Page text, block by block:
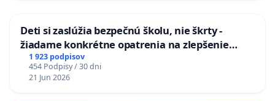
Deti si zaslúžia bezpečnú školu, nie škrty -
žiadame konkrétne opatrenia na zlepšenie
situácie v školstve
1 923 podpisov
454 Podpisy / 30 dni
21 Jun 2026